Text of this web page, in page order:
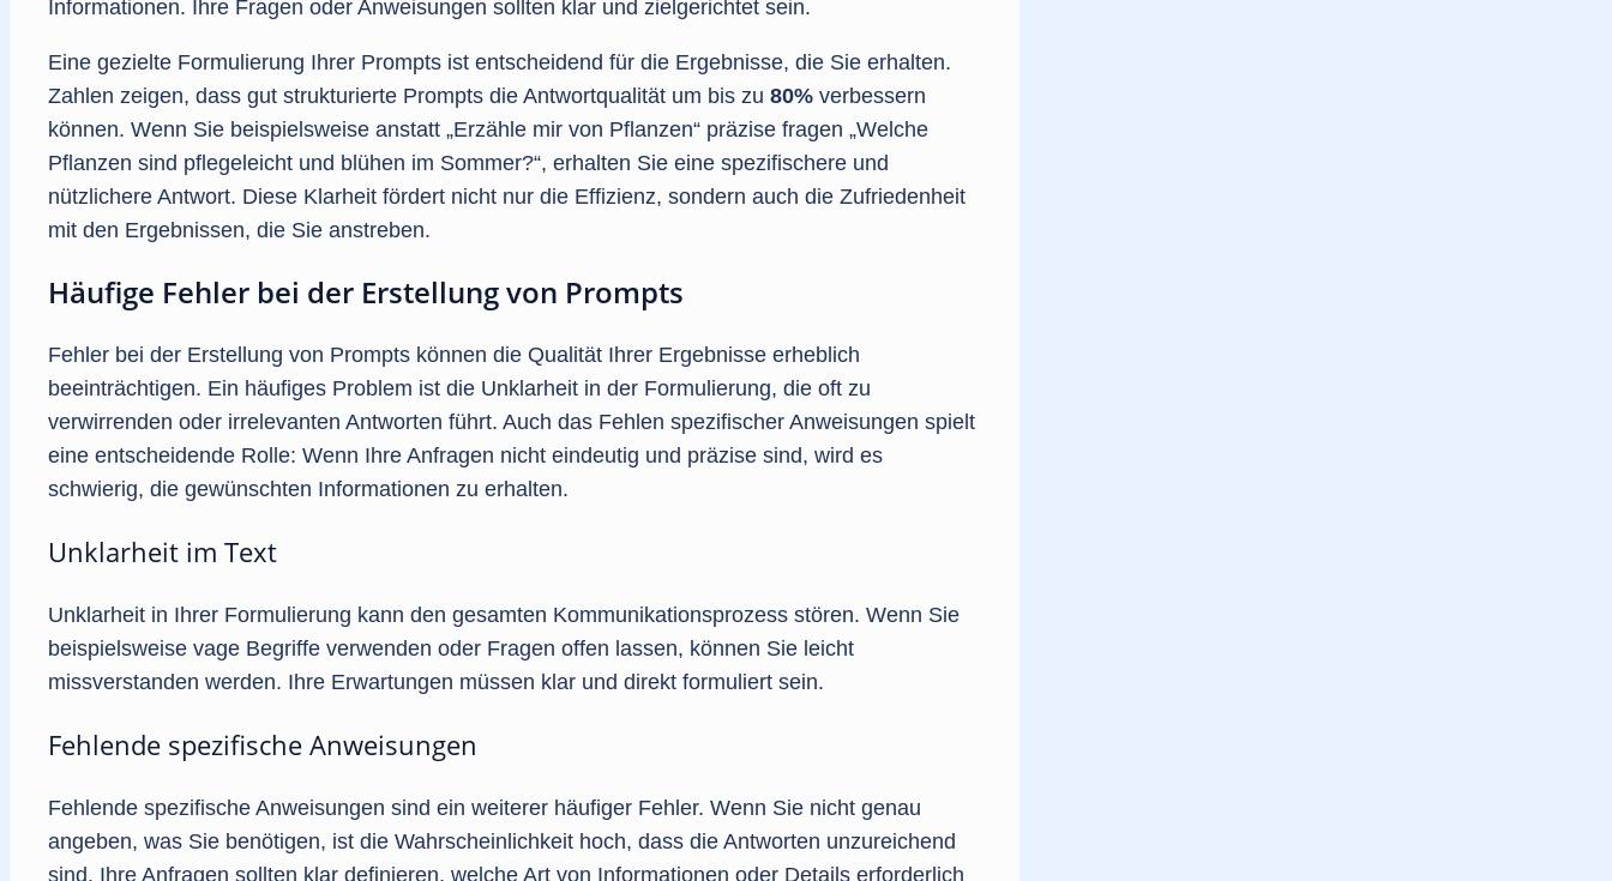
Informationen. Ihre Fragen oder Anweisungen sollten klar und zielgerichtet sein.
Eine gezielte Formulierung Ihrer Prompts ist entscheidend für die Ergebnisse, die Sie erhalten.
Zahlen zeigen, dass gut strukturierte Prompts die Antwortqualität um bis zu 80% verbessern
können. Wenn Sie beispielsweise anstatt „Erzähle mir von Pflanzen“ präzise fragen „Welche
Pflanzen sind pflegeleicht und blühen im Sommer?“, erhalten Sie eine spezifischere und
nützlichere Antwort. Diese Klarheit fördert nicht nur die Effizienz, sondern auch die Zufriedenheit
mit den Ergebnissen, die Sie anstreben.
Häufige Fehler bei der Erstellung von Prompts
Fehler bei der Erstellung von Prompts können die Qualität Ihrer Ergebnisse erheblich
beeinträchtigen. Ein häufiges Problem ist die Unklarheit in der Formulierung, die oft zu
verwirrenden oder irrelevanten Antworten führt. Auch das Fehlen spezifischer Anweisungen spielt
eine entscheidende Rolle: Wenn Ihre Anfragen nicht eindeutig und präzise sind, wird es
schwierig, die gewünschten Informationen zu erhalten.
Unklarheit im Text
Unklarheit in Ihrer Formulierung kann den gesamten Kommunikationsprozess stören. Wenn Sie
beispielsweise vage Begriffe verwenden oder Fragen offen lassen, können Sie leicht
missverstanden werden. Ihre Erwartungen müssen klar und direkt formuliert sein.
Fehlende spezifische Anweisungen
Fehlende spezifische Anweisungen sind ein weiterer häufiger Fehler. Wenn Sie nicht genau
angeben, was Sie benötigen, ist die Wahrscheinlichkeit hoch, dass die Antworten unzureichend
sind. Ihre Anfragen sollten klar definieren, welche Art von Informationen oder Details erforderlich